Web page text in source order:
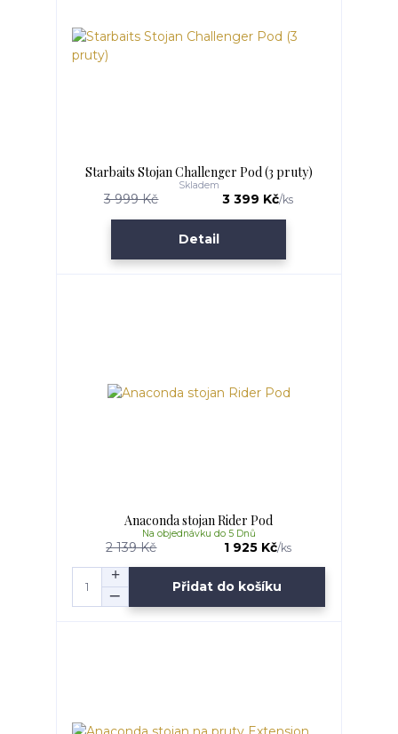
Starbaits Stojan Challenger Pod (3 pruty)
3 999 Kč 3 399 Kč/ks
Skladem
Detail
Anaconda stojan Rider Pod
2 139 Kč 1 925 Kč/ks
Na objednávku do 5 Dnů
Přidat do košíku